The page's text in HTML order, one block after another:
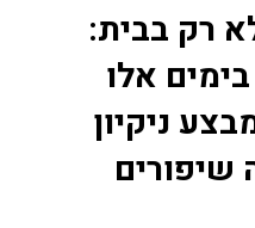
רק בבית:
אלו
ניקיון
שיפורים